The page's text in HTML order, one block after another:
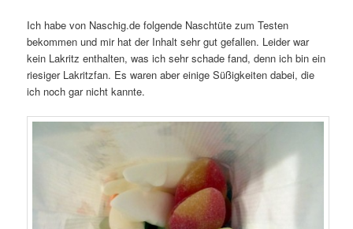
Ich habe von Naschig.de folgende Naschtüte zum Testen
bekommen und mir hat der Inhalt sehr gut gefallen. Leider war
kein Lakritz enthalten, was ich sehr schade fand, denn ich bin ein
riesiger Lakritzfan. Es waren aber einige Süßigkeiten dabei, die
ich noch gar nicht kannte.